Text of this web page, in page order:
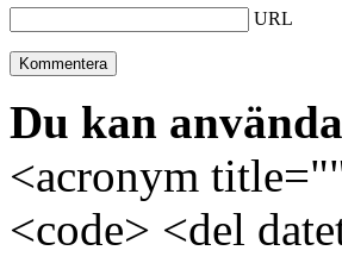
URL
Du kan
<acronym
<code> <del